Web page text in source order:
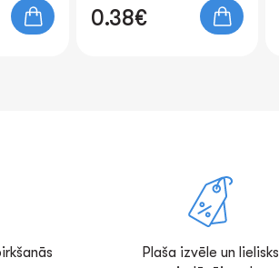
0.38€
Plaša izvēle un lielisks